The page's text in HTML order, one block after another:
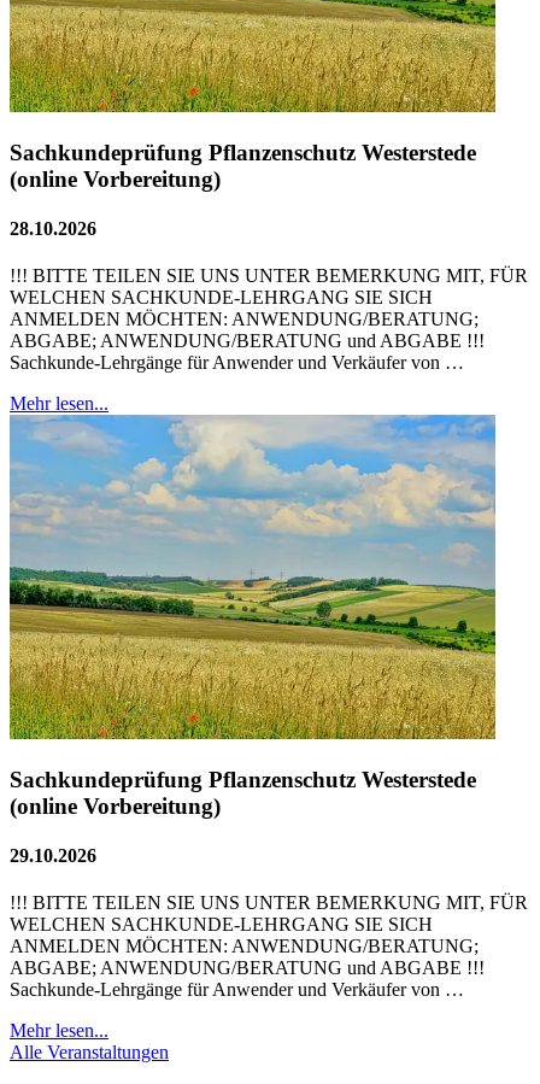
Sachkundeprüfung Pflanzenschutz Westerstede
(online Vorbereitung)
28.10.2026
!!! BITTE TEILEN SIE UNS UNTER BEMERKUNG MIT, FÜR
WELCHEN SACHKUNDE-LEHRGANG SIE SICH
ANMELDEN MÖCHTEN: ANWENDUNG/BERATUNG;
ABGABE; ANWENDUNG/BERATUNG und ABGABE !!!
Sachkunde-Lehrgänge für Anwender und Verkäufer von …
Mehr lesen...
Sachkundeprüfung Pflanzenschutz Westerstede
(online Vorbereitung)
29.10.2026
!!! BITTE TEILEN SIE UNS UNTER BEMERKUNG MIT, FÜR
WELCHEN SACHKUNDE-LEHRGANG SIE SICH
ANMELDEN MÖCHTEN: ANWENDUNG/BERATUNG;
ABGABE; ANWENDUNG/BERATUNG und ABGABE !!!
Sachkunde-Lehrgänge für Anwender und Verkäufer von …
Mehr lesen...
Alle Veranstaltungen